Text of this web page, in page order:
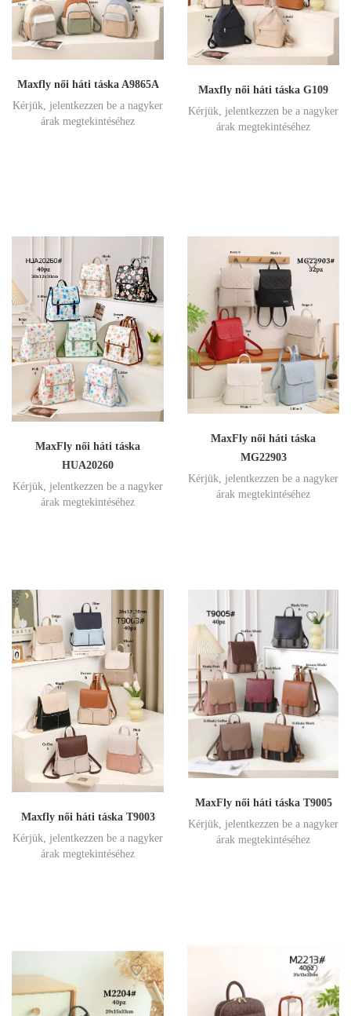
Maxfly női háti táska A9865A
Kérjük, jelentkezzen be a nagyker
árak megtekintéséhez
Maxfly női háti táska G109
Kérjük, jelentkezzen be a nagyker
árak megtekintéséhez
MaxFly női háti táska
HUA20260
Kérjük, jelentkezzen be a nagyker
árak megtekintéséhez
MaxFly női háti táska
MG22903
Kérjük, jelentkezzen be a nagyker
árak megtekintéséhez
Maxfly női háti táska T9003
Kérjük, jelentkezzen be a nagyker
árak megtekintéséhez
MaxFly női háti táska T9005
Kérjük, jelentkezzen be a nagyker
árak megtekintéséhez